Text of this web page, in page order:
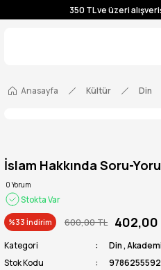
350 TL ve üzeri
350 TL ve üzeri
Anasayfa
Kültür Din
İslam Hakkında Soru-
0 Yorum
Stokta Var
%33 İndirim 600,00 TL 402,00
Kategori Din,
Stok Kodu